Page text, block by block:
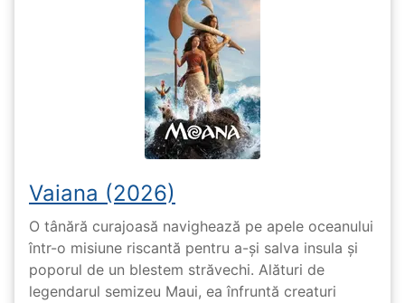
Vaiana (2026)
O tânără curajoasă navighează pe apele oceanului
într-o misiune riscantă pentru a-și salva insula și
poporul de un blestem străvechi. Alături de
legendarul semizeu Maui, ea înfruntă creaturi